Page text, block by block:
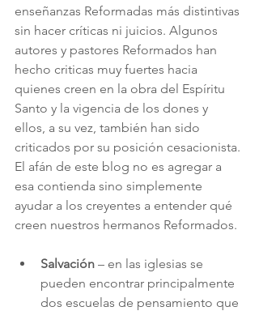
enseñanzas Reformadas más distintivas
sin hacer críticas ni juicios. Algunos
autores y pastores Reformados han
hecho criticas muy fuertes hacia
quienes creen en la obra del Espíritu
Santo y la vigencia de los dones y
ellos, a su vez, también han sido
criticados por su posición cesacionista.
El afán de este blog no es agregar a
esa contienda sino simplemente
ayudar a los creyentes a entender qué
creen nuestros hermanos Reformados.
Salvación – en las iglesias se
pueden encontrar principalmente
dos escuelas de pensamiento que